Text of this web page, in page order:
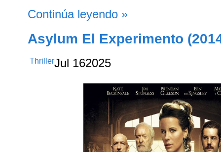
Continúa leyendo »
Asylum El Experimento
ThrillerJul 162025